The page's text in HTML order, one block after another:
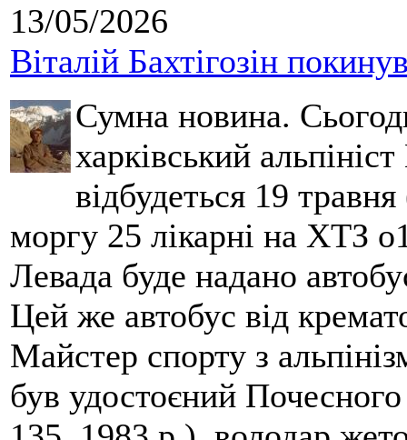
13/05/2026
Віталій Бахтігозін
Сумна новина.
харківський
відбудеться 19
моргу 25 лікарні на ХТЗ
Левада буде надано
Цей же автобус від
Майстер спорту з
був удостоєний